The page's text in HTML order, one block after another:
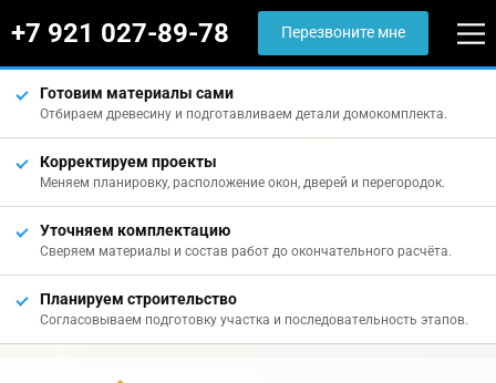
+7 921 027-89-78 Перезвоните мне
Готовим материалы сами
Отбираем древесину и подготавливаем детали домокомплекта.
Корректируем проекты
Меняем планировку, расположение окон, дверей и перегородок.
Уточняем комплектацию
Сверяем материалы и состав работ до окончательного расчёта.
Планируем строительство
Согласовываем подготовку участка и последовательность этапов.